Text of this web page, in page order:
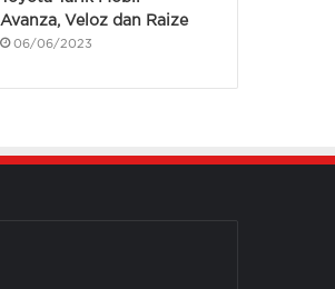
Avanza, Veloz dan Raize
06/06/2023